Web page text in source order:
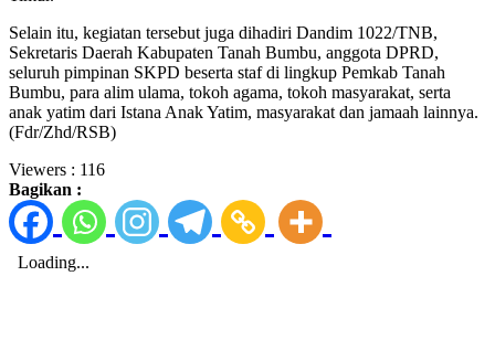
Selain itu, kegiatan tersebut juga dihadiri Dandim 1022/TNB,
Sekretaris Daerah Kabupaten Tanah Bumbu, anggota DPRD,
seluruh pimpinan SKPD beserta staf di lingkup Pemkab Tanah
Bumbu, para alim ulama, tokoh agama, tokoh masyarakat, serta
anak yatim dari Istana Anak Yatim, masyarakat dan jamaah lainnya.
(Fdr/Zhd/RSB)
Viewers : 116
Bagikan :